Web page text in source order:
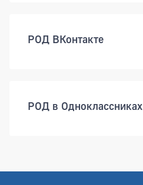
РОД ВКонтакте
РОД в Одноклассниках